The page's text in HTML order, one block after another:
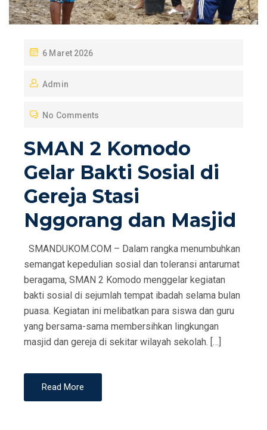
P
S
E
O
N
6 Maret 2026
Admin
No Comments
SMAN 2 Komodo
Gelar Bakti Sosial di
Gereja Stasi
Nggorang dan Masjid
SMANDUKOM.COM – Dalam rangka menumbuhkan
semangat kepedulian sosial dan toleransi antarumat
beragama, SMAN 2 Komodo menggelar kegiatan
bakti sosial di sejumlah tempat ibadah selama bulan
puasa. Kegiatan ini melibatkan para siswa dan guru
yang bersama-sama membersihkan lingkungan
masjid dan gereja di sekitar wilayah sekolah. […]
Read More